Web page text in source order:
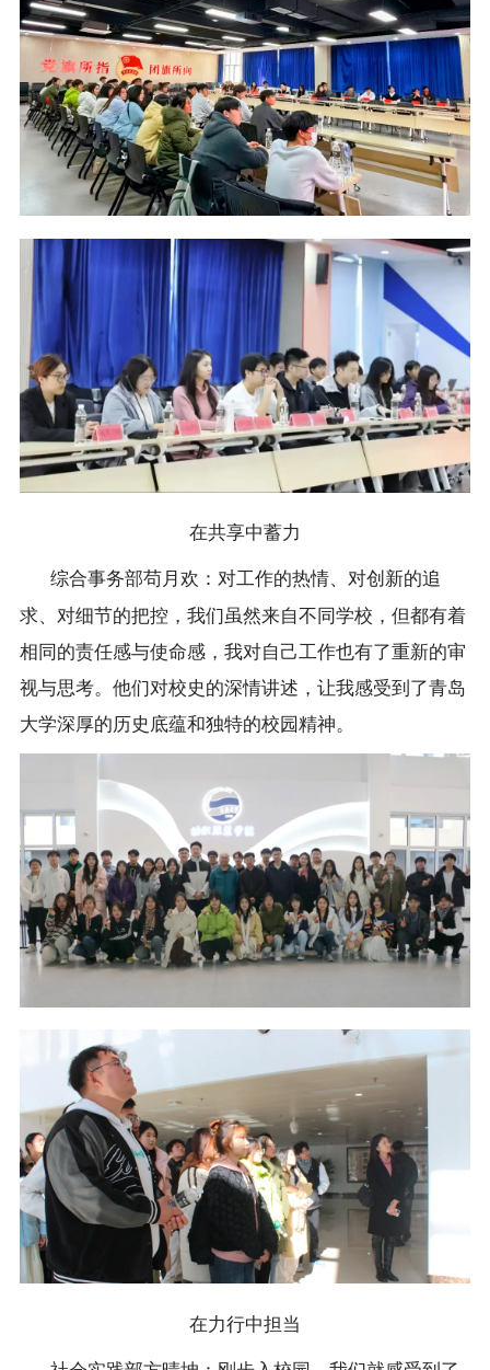
在共享中蓄力
综合事务部苟月欢：对工作的热情、对创新的追
求、对细节的把控，我们虽然来自不同学校，但都有着
相同的责任感与使命感，我对自己工作也有了重新的审
视与思考。他们对校史的深情讲述，让我感受到了青岛
大学深厚的历史底蕴和独特的校园精神。
在力行中担当